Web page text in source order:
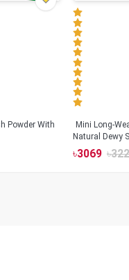
Powder With
Mini Long-
Natural Dewy
Hyaluronic
৳3069 ৳